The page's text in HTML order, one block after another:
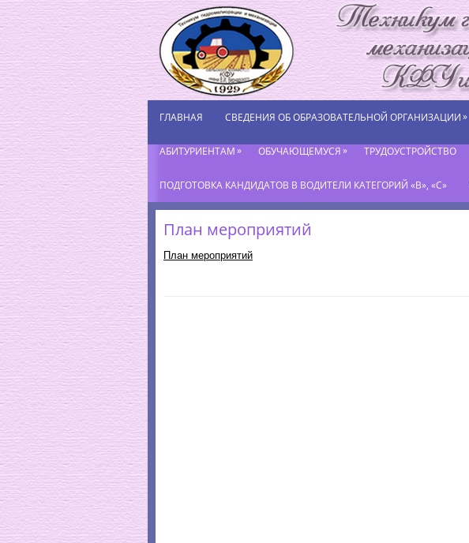
ГЛАВНАЯ СВЕДЕНИЯ ОБ ОБРАЗОВАТЕЛЬНОЙ ОРГАНИЗАЦИИ»
АБИТУРИЕНТАМ» ОБУЧАЮЩЕМУСЯ» ТРУДОУСТРОЙСТВО
ПОДГОТОВКА КАНДИДАТОВ В ВОДИТЕЛИ КАТЕГОРИЙ «В», «С»
План мероприятий
План мероприятий